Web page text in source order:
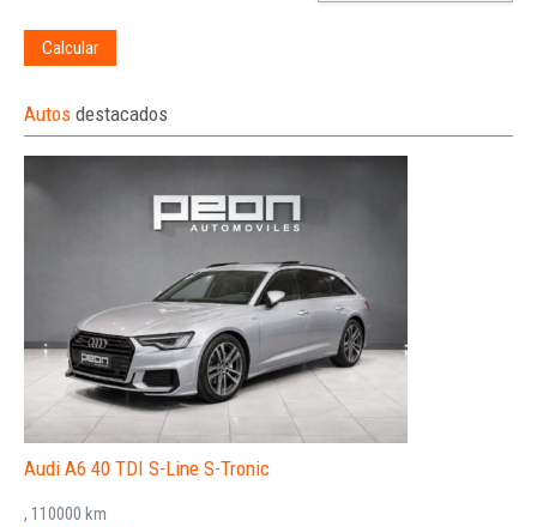
Calcular
Autos destacados
Audi A6 40 TDI S-Line S-Tronic
, 110000 km